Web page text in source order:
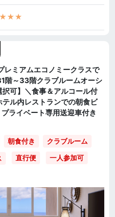
レミアムエコノミークラスで
階～33階クラブルームオーシ
可】＼食事＆アルコール付
ル内レストランでの朝食ビ
ライベート専用送迎車付き
朝食付き クラブルーム
直行便 一人参加可